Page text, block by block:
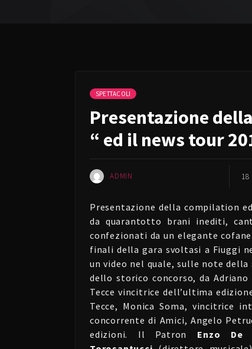
SPETTACOLI
Presentazione
“ ed il news tour
ADMIN 18
Presentazione della compilation
da quarantotto brani inediti,
confezionati da un elegante
finali della gara svoltasi a Fiuggi
un video nel quale, sulle note
dello storico concorso, da
Tecce vincitrice dell’ultima
Tecce, Monica Soma, vincitrice
concorrente di Amici, Angelo
edizioni. Il Patron Enzo De